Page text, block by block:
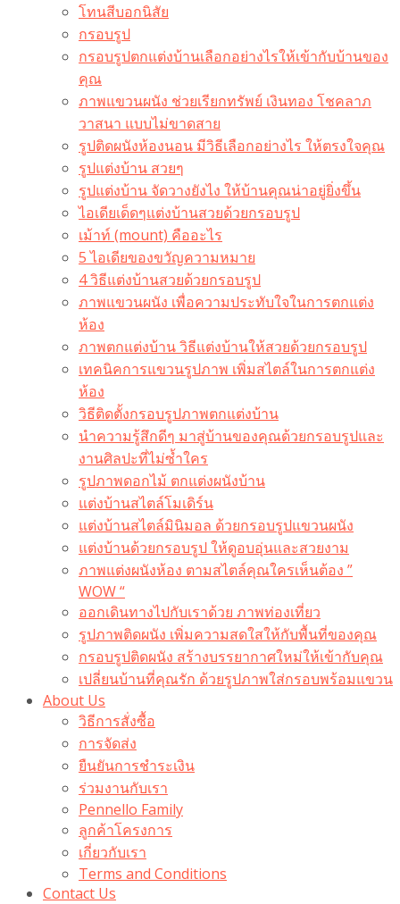
โทนสีบอกนิสัย
กรอบรูป
กรอบรูปตกแต่งบ้านเลือกอย่างไรให้เข้ากับบ้านของ
คุณ
ภาพแขวนผนัง ช่วยเรียกทรัพย์ เงินทอง โชคลาภ
วาสนา แบบไม่ขาดสาย
รูปติดผนังห้องนอน มีวิธีเลือกอย่างไร ให้ตรงใจคุณ
รูปแต่งบ้าน สวยๆ
รูปแต่งบ้าน จัดวางยังไง ให้บ้านคุณน่าอยู่ยิ่งขึ้น
ไอเดียเด็ดๆแต่งบ้านสวยด้วยกรอบรูป
เม้าท์ (mount) คืออะไร​
5 ไอเดียของขวัญความหมาย
4 วิธีแต่งบ้านสวยด้วยกรอบรูป
ภาพแขวนผนัง เพื่อความประทับใจในการตกแต่ง
ห้อง
ภาพตกแต่งบ้าน วิธีแต่งบ้านให้สวยด้วยกรอบรูป
เทคนิคการแขวนรูปภาพ เพิ่มสไตล์ในการตกแต่ง
ห้อง
วิธีติดตั้งกรอบรูปภาพตกแต่งบ้าน
นำความรู้สึกดีๆ มาสู่บ้านของคุณด้วยกรอบรูปและ
งานศิลปะที่ไม่ซ้ำใคร
รูปภาพดอกไม้ ตกแต่งผนังบ้าน
แต่งบ้านสไตล์โมเดิร์น
แต่งบ้านสไตล์มินิมอล ด้วยกรอบรูปแขวนผนัง
แต่งบ้านด้วยกรอบรูป ให้ดูอบอุ่นและสวยงาม
ภาพแต่งผนังห้อง ตามสไตล์คุณใครเห็นต้อง ”
WOW “
ออกเดินทางไปกับเราด้วย ภาพท่องเที่ยว
รูปภาพติดผนัง เพิ่มความสดใสให้กับพื้นที่ของคุณ
กรอบรูปติดผนัง สร้างบรรยากาศใหม่ให้เข้ากับคุณ
เปลี่ยนบ้านที่คุณรัก ด้วยรูปภาพใส่กรอบพร้อมแขวน​
About Us
วิธีการสั่งซื้อ
การจัดส่ง
ยืนยันการชำระเงิน
ร่วมงานกับเรา
Pennello Family
ลูกค้าโครงการ
เกี่ยวกับเรา
Terms and Conditions
Contact Us